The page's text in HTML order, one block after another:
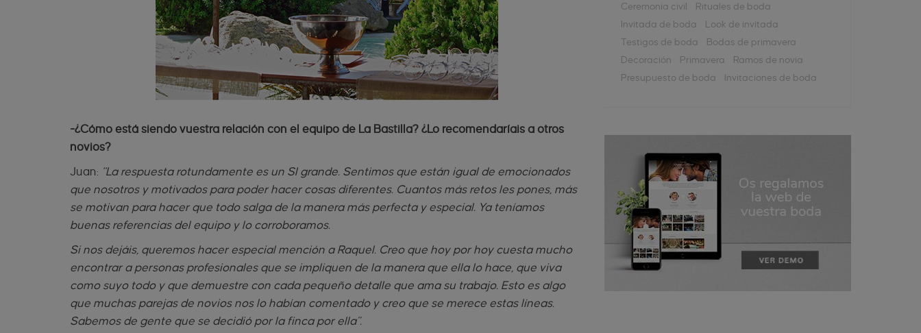
-¿Cómo está siendo vuestra relación con el equipo de La Bastilla? ¿Lo recomendaríais a otros
novios?
Juan: “La respuesta rotundamente es un SI grande. Sentimos que están igual de emocionados
que nosotros y motivados para poder hacer cosas diferentes. Cuantos más retos les pones, más
se motivan para hacer que todo salga de la manera más perfecta y especial. Ya teníamos
buenas referencias del equipo y lo corroboramos.
Si nos dejáis, queremos hacer especial mención a Raquel. Creo que hoy por hoy cuesta mucho
encontrar a personas profesionales que se impliquen de la manera que ella lo hace, que viva
como suyo todo y que demuestre con cada pequeño detalle que ama su trabajo. Esto es algo
que muchas parejas de novios nos lo habían comentado y creo que se merece estas líneas.
Sabemos de gente que se decidió por la finca por ella".
Ceremonia civil
Rituales de boda
Invitada de boda
Look de invitada
Testigos de boda
Bodas de primavera
Decoración
Primavera
Ramos de novia
Presupuesto de boda
Invitaciones de boda